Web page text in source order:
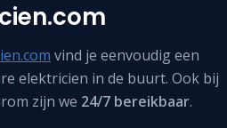
vind je eenvoudig een
elektricien in de buurt. Ook bij
zijn we 24/7 bereikbaar.